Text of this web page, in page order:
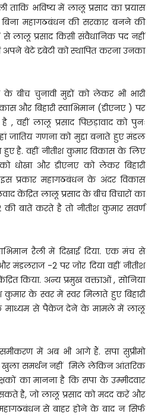
भविष्य में लालू प्रसाद का प्रयास
महागठबंधन की सरकार बनने की
से लालू प्रसाद किसी संवैधानिक पद नहीं
बेटे दृबेटी को स्थापित करना उनका
बीच चुनावी मुद्दों को लेकर भी भारी
और बिहारी स्वाभिमान (डीएनए ) पर
, वहीं लालू प्रसाद पिछड़ावाद को पुनः
जातिय गणना को मुद्दा बनाते हुए मंडल
है. वहीं नीतीश कुमार विकास के लिए
धोखा और डीएनए को लेकर बिहारी
प्रकार महागठबंधन के अंदर विकास
केंद्रित लालू प्रसाद के बीच विचारों का
की बातें करते है तो नीतीश कुमार सवर्ण
रैली में दिखाई दिया. एक मंच से
मंडलराज -2 पर जोर दिया वहीं नीतीश
किया. अन्य प्रमुख वक्ताओं , सोनिया
कुमार के स्वर में स्वर मिलाते हुए बिहारी
के माध्यम से पैकेज देने के मामले में लालू
में अब भी आगे हैं. सपा सुप्रीमो
खुला समर्थन नहीं मिले लेकिन आंतरिक
का मानना है कि सपा के उम्मीदवार
है, जो लालू प्रसाद को मदद करें और
से बाहर होने के बाद न सिर्फ